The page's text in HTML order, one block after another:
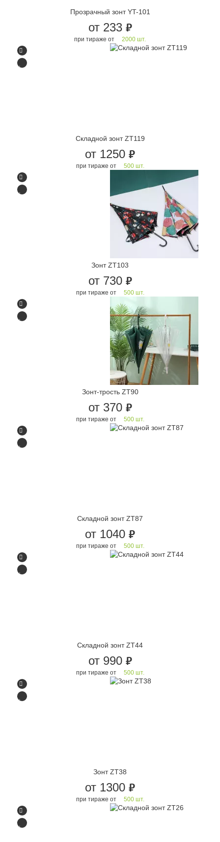
Прозрачный зонт YT-101
от 233 руб.
при тираже от 2000 шт.
Складной зонт ZT119
от 1250 руб.
при тираже от 500 шт.
Зонт ZT103
от 730 руб.
при тираже от 500 шт.
Зонт-трость ZT90
от 370 руб.
при тираже от 500 шт.
Складной зонт ZT87
от 1040 руб.
при тираже от 500 шт.
Складной зонт ZT44
от 990 руб.
при тираже от 500 шт.
Зонт ZT38
от 1300 руб.
при тираже от 500 шт.